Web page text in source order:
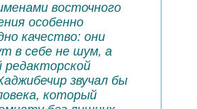
восточного
особенно
качество: они
в себе не шум, а
редакторской
звучал бы
который